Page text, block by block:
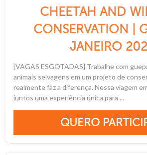
CHEETAH AND
CONSERVATION |
JANEIRO
[VAGAS ESGOTADAS] Trabalhe com
animais selvagens em um projeto de
realmente faz a diferença. Nessa viagem
juntos uma experiência única para ...
QUERO